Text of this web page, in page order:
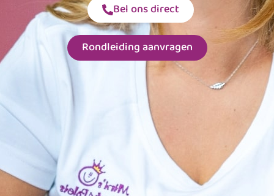
Bel ons direct
Rondleiding aanvragen